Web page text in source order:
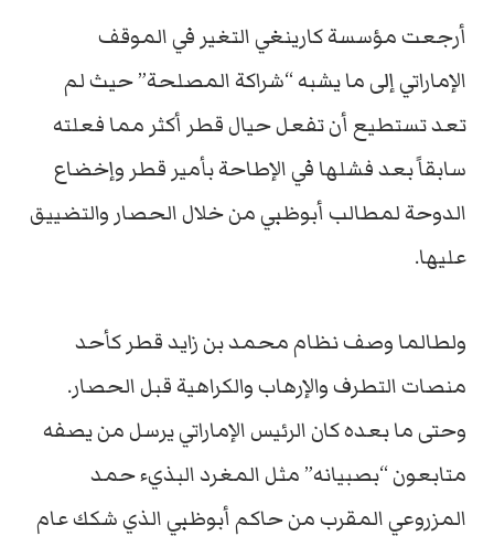
أرجعت مؤسسة كارينغي التغير في الموقف
الإماراتي إلى ما يشبه “شراكة المصلحة” حيث لم
تعد تستطيع أن تفعل حيال قطر أكثر مما فعلته
سابقاً بعد فشلها في الإطاحة بأمير قطر وإخضاع
الدوحة لمطالب أبوظبي من خلال الحصار والتضييق
عليها.
ولطالما وصف نظام محمد بن زايد قطر كأحد
منصات التطرف والإرهاب والكراهية قبل الحصار.
وحتى ما بعده كان الرئيس الإماراتي يرسل من يصفه
متابعون “بصبيانه” مثل المغرد البذيء حمد
المزروعي المقرب من حاكم أبوظبي الذي شكك عام